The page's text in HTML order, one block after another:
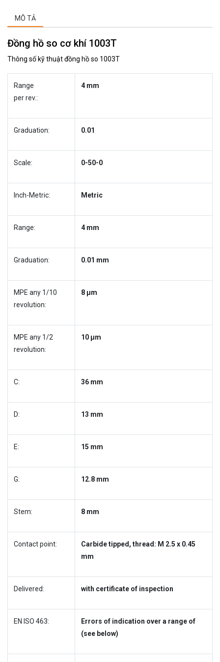
MÔ TẢ
Đồng hồ so cơ khí 1003T
Thông số kỹ thuật đồng hồ so 1003T
Range
per rev.:
4 mm
Graduation: 0.01
Scale: 0-50-0
Inch-Metric: Metric
Range: 4 mm
Graduation: 0.01 mm
MPE any 1/10
revolution:
8 µm
MPE any 1/2
revolution:
10 µm
C: 36 mm
D: 13 mm
E: 15 mm
G: 12.8 mm
Stem: 8 mm
Contact point:
Carbide tipped, thread: M 2.5 x 0.45
mm
Delivered: with certificate of inspection
EN ISO 463:
Errors of indication over a range of
(see below)